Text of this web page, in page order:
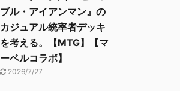
ブル・アイアンマン』の
カジュアル統率者デッキ
を考える。【MTG】【マ
ーベルコラボ】
2026/7/27